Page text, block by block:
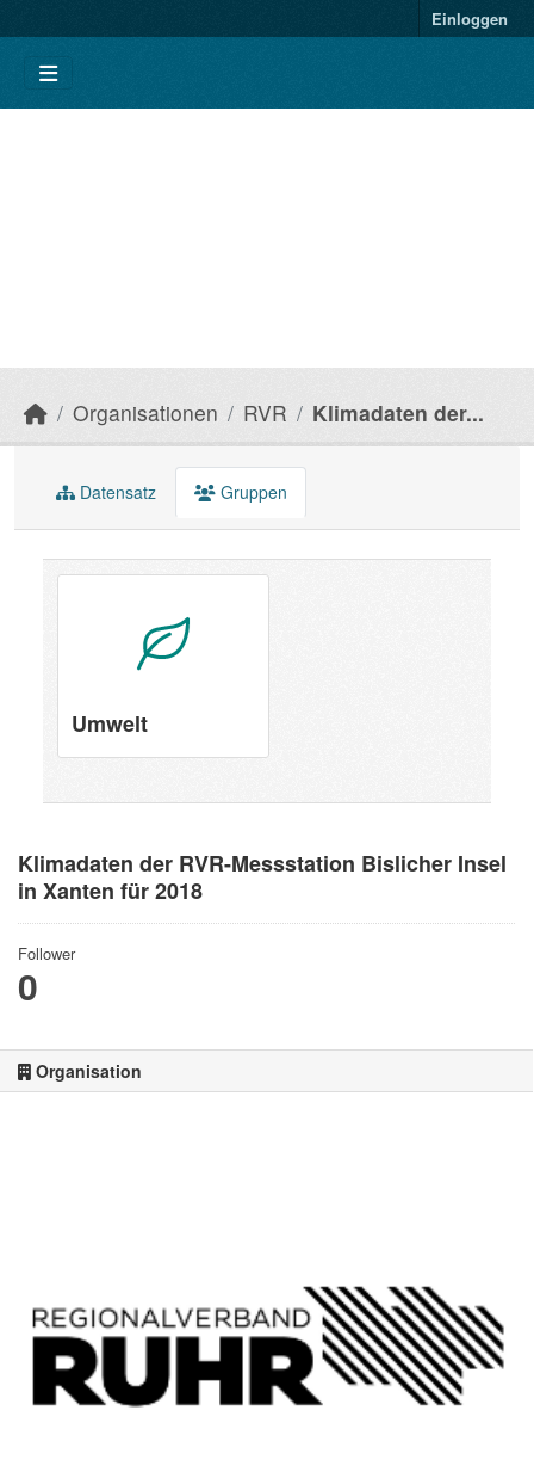
Einloggen
Organisationen RVR Klimadaten der...
Klimadaten der RVR-Messstation Bislicher Insel
in Xanten für 2018
Follower
0
Organisation
Datensatz Gruppen
Umwelt